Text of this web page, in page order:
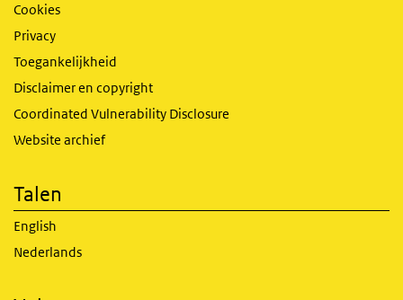
Cookies
Privacy
Toegankelijkheid
Disclaimer en copyright
Coordinated Vulnerability Disclosure
Website archief
Talen
English
Nederlands